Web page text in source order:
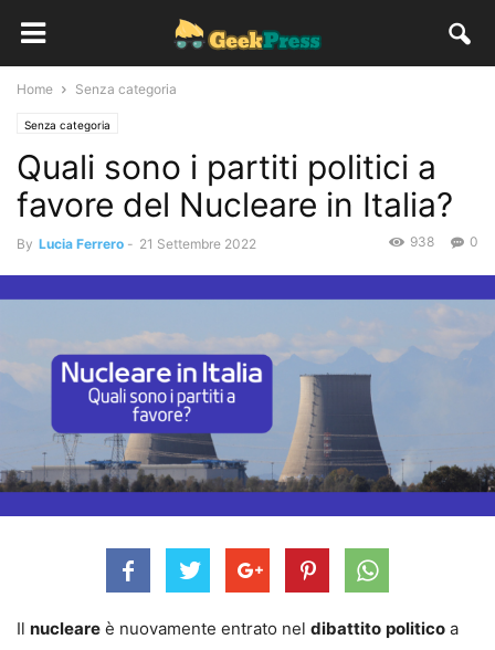
Home Senza categoria
Senza categoria
Quali sono i partiti politici a
favore del Nucleare in Italia?
By Lucia Ferrero - 21 Settembre 2022 0
938
Il nucleare è nuovamente entrato nel dibattito politico a